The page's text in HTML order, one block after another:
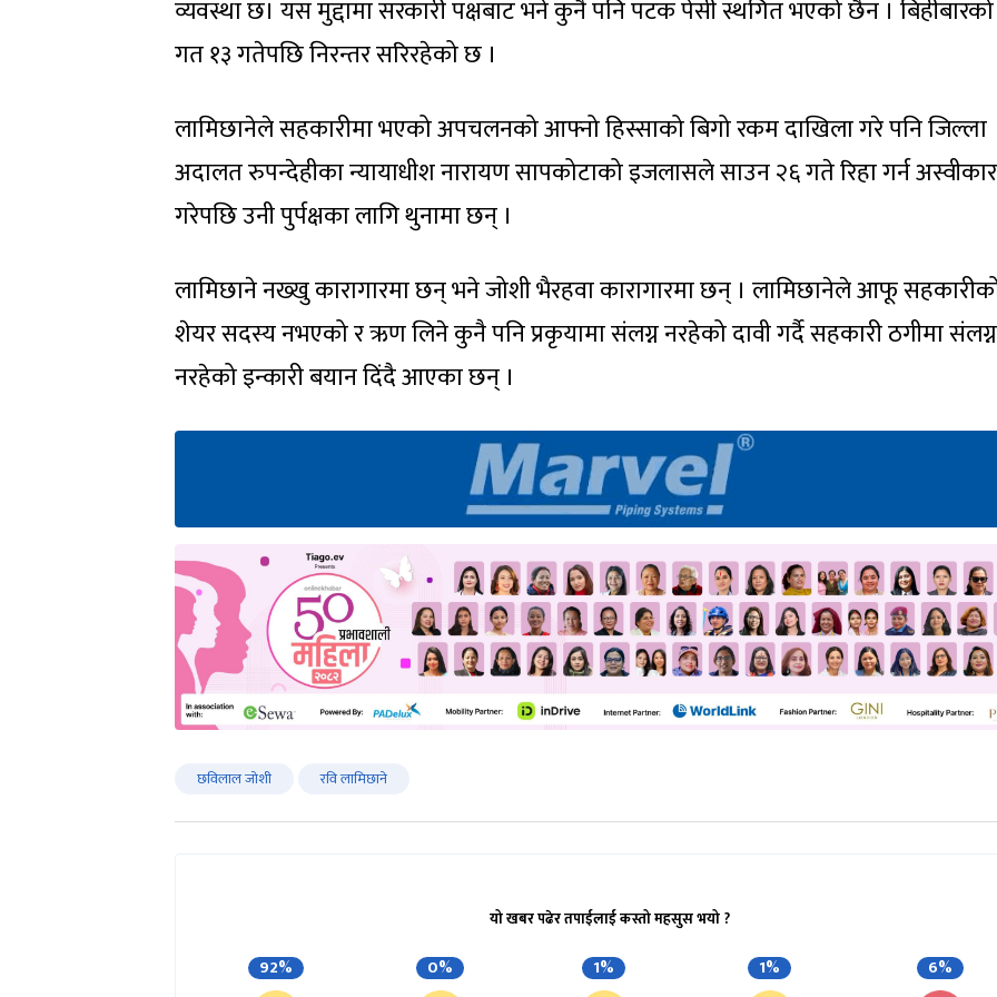
व्यवस्था छ। यस मुद्दामा सरकारी पक्षबाट भने कुनै पनि पटक पेसी स्थगित भएको छैन ।
गत १३ गतेपछि निरन्तर सरिरहेको छ ।
लामिछानेले सहकारीमा भएको अपचलनको आफ्नो हिस्साको बिगो रकम दाखिला गरे पनि जिल्ला
अदालत रुपन्देहीका न्यायाधीश नारायण सापकोटाको इजलासले साउन २६ गते रिहा गर्न अस्वीकार
गरेपछि उनी पुर्पक्षका लागि थुनामा छन् ।
लामिछाने नख्खु कारागारमा छन् भने जोशी भैरहवा कारागारमा छन् । लामिछानेले आफू
शेयर सदस्य नभएको र ऋण लिने कुनै पनि प्रकृयामा संलग्न नरहेको दावी गर्दै सहकारी ठगीमा संलग्न
नरहेको इन्कारी बयान दिंदै आएका छन् ।
छविलाल जोशी रवि लामिछाने
यो खबर पढेर तपाईलाई कस्तो महसुस भयो ?
92% 0% 1% 1% 6%